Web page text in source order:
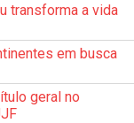
transforma a vida
em busca
geral no